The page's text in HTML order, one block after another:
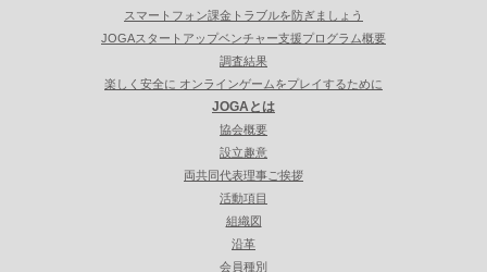
スマートフォン課金トラブルを防ぎましょう
JOGAスタートアップベンチャー支援プログラム概要
調査結果
楽しく安全に オンラインゲームをプレイするために
JOGAとは
協会概要
設立趣意
両共同代表理事ご挨拶
活動項目
組織図
沿革
会員種別